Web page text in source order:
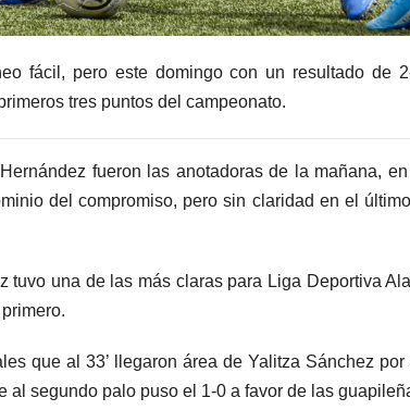
fácil, pero este domingo con un resultado de
tres puntos del campeonato.
fueron las anotadoras de la mañana,
del compromiso, pero sin claridad en el
tuvo una de las más claras para Liga Deportiva
que al 33’ llegaron área de Yalitza Sánchez
al segundo palo puso el 1-0 a favor de las